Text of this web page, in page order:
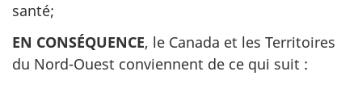
santé;
EN CONSÉQUENCE, le Canada et les Territoires
du Nord-Ouest conviennent de ce qui suit :